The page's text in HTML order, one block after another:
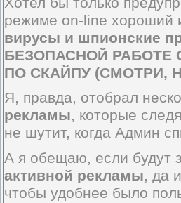
режиме on-line хороший
вирусы и шпионские
БЕЗОПАСНОЙ РАБОТЕ
ПО СКАЙПУ (СМОТРИ,
Я, правда, отобрал
рекламы, которые
не шутит, когда Админ
А я обещаю, если
активной рекламы, да
чтобы удобнее было